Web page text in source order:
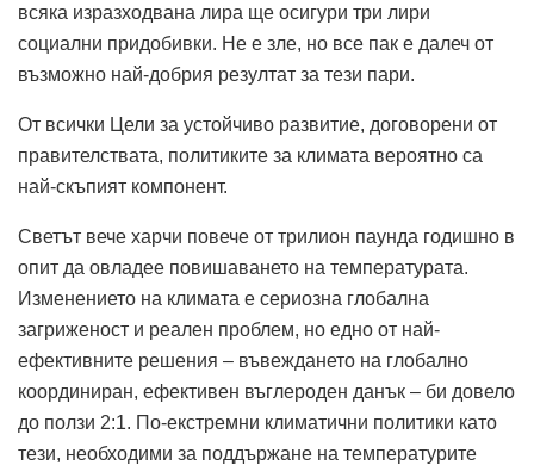
всяка изразходвана лира ще осигури три лири
социални придобивки. Не е зле, но все пак е далеч от
възможно най-добрия резултат за тези пари.
От всички Цели за устойчиво развитие, договорени от
правителствата, политиките за климата вероятно са
най-скъпият компонент.
Светът вече харчи повече от трилион паунда годишно в
опит да овладее повишаването на температурата.
Изменението на климата е сериозна глобална
загриженост и реален проблем, но едно от най-
ефективните решения – въвеждането на глобално
координиран, ефективен въглероден данък – би довело
до ползи 2:1. По-екстремни климатични политики като
тези, необходими за поддържане на температурите